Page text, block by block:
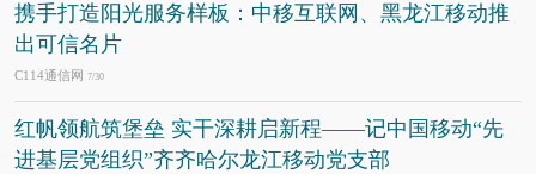
携手打造阳光服务样板：中移互联网、黑龙江移动推
出可信名片
C114通信网 7/30
红帆领航筑堡垒 实干深耕启新程——记中国移动“先
进基层党组织”齐齐哈尔龙江移动党支部